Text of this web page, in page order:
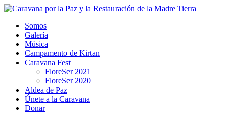
Somos
Galería
Música
Campamento de Kirtan
Caravana Fest
FloreSer 2021
FloreSer 2020
Aldea de Paz
Únete a la Caravana
Donar